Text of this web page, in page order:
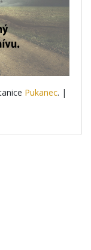
Pukanec. |